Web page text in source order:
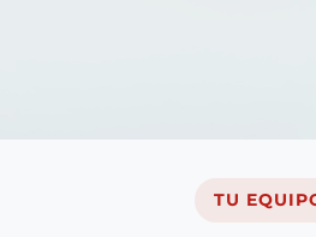
TU